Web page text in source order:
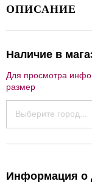
ОПИСАНИЕ
Наличие в
Для просмотра
размер
Выберите город...
Информация о